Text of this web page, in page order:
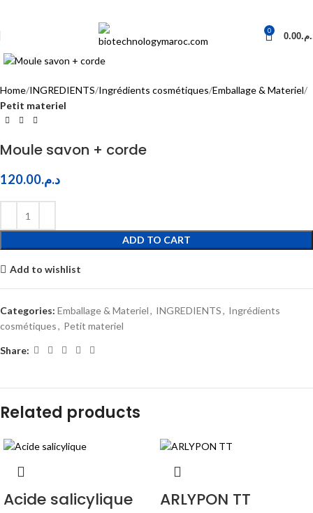
0 0.00
Click to enlarge
Home INGREDIENTS Ingrédients cosmétiques Emballage & Materiel
Petit materiel
Moule savon + corde
د.م.120.00
ADD TO CART
Add to wishlist
Categories: Emballage & Materiel, INGREDIENTS, Ingrédients
cosmétiques, Petit materiel
Share:
Related products
Acide salicylique ARLYPON TT